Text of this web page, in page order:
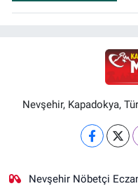
Nevşehir, Kapadokya,
Nevşehir Nöbetçi